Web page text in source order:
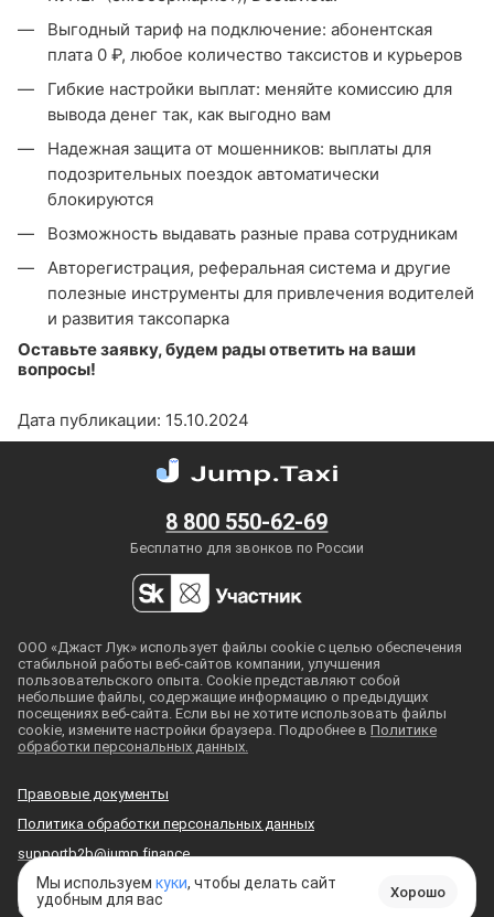
Мы используем куки, чтобы делать сайт
удобным для вас
Хорошо
Выгодный тариф на подключение: абонентская
плата 0 ₽, любое количество таксистов и курьеров
Гибкие настройки выплат: меняйте комиссию для
вывода денег так, как выгодно вам
Надежная защита от мошенников: выплаты для
подозрительных поездок автоматически
блокируются
Возможность выдавать разные права сотрудникам
Авторегистрация, реферальная система и другие
полезные инструменты для привлечения водителей
и развития таксопарка
Оставьте заявку, будем рады ответить на ваши
вопросы!
Дата публикации: 15.10.2024
8 800 550-62-69
Бесплатно для звонков по России
ООО «Джаст Лук» использует файлы cookie с целью обеспечения
стабильной работы веб-сайтов компании, улучшения
пользовательского опыта. Cookie представляют собой
небольшие файлы, содержащие информацию о предыдущих
посещениях веб-сайта . Если вы не хотите использовать файлы
cookie, измените настройки браузера. Подробнее в Политике
обработки персональных данных.
Правовые документы
Политика обработки персональных данных
supportb2b@jump.finance
© 2018— 2026 , ООО «Джаст Лук»